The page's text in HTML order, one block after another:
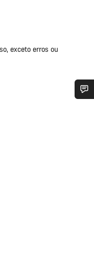
exceto erros ou